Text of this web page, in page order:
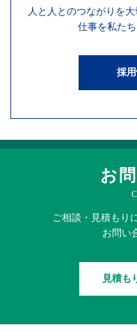
人と人とのつながりを大
仕事を私た
採
お
ご相談・見積もり
お問い
見積も